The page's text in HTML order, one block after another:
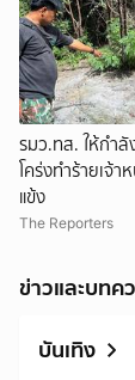
รมว.ทส. ให้กำลั
โคร่งทำร้ายเจ้า
แข้ง
The Reporters
ข่าวและบท
บันเทิง